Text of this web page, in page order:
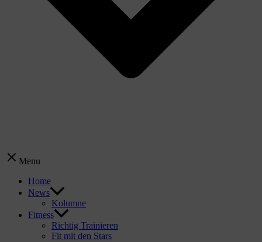
Menu
Home
News
Kolumne
Fitness
Richtig Trainieren
Fit mit den Stars